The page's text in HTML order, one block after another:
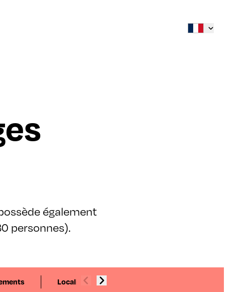
également
personnes).
Localisation